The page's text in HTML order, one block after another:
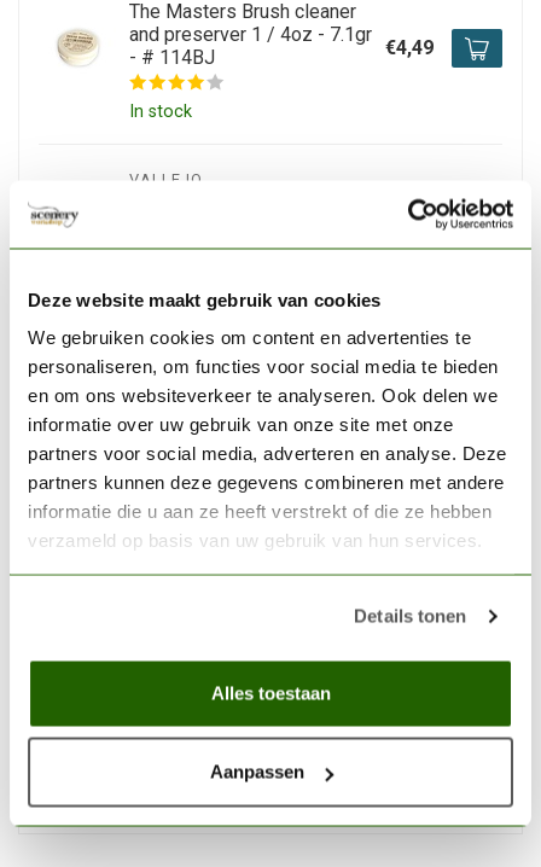
Deze website maakt gebruik van cookies
We gebruiken cookies om content en advertenties te
personaliseren, om functies voor social media te bieden
en om ons websiteverkeer te analyseren. Ook delen we
informatie over uw gebruik van onze site met onze
partners voor social media, adverteren en analyse. Deze
partners kunnen deze gegevens combineren met andere
informatie die u aan ze heeft verstrekt of die ze hebben
verzameld op basis van uw gebruik van hun services.
Details tonen
Alles toestaan
Aanpassen
The Masters Brush cleaner
and preserver 1 / 4oz - 7.1gr
- # 114BJ
In stock
€4,49
VALLEJO
THE ARMY PAINTER
The Army Painter Self-
healing Cutting mat - TL5049
Out of stock
€9,39
VALLEJO
Vallejo Dry Brush Set - 3x -
S-M-L - B07990
€24,72
3x - 3/0-1-4 - B03990
€13,16